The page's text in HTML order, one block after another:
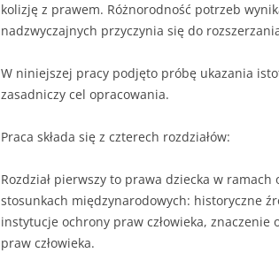
kolizję z prawem. Różnorodność potrzeb
nadzwyczajnych przyczynia się do
W niniejszej pracy podjęto próbę ukazania
zasadniczy cel opracowania.
Praca składa się z czterech rozdziałów:
Rozdział pierwszy to prawa dziecka w ramach
stosunkach międzynarodowych: historyczne
instytucje ochrony praw człowieka,
praw człowieka.